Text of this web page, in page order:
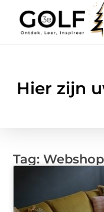
Hier zijn
Tag: